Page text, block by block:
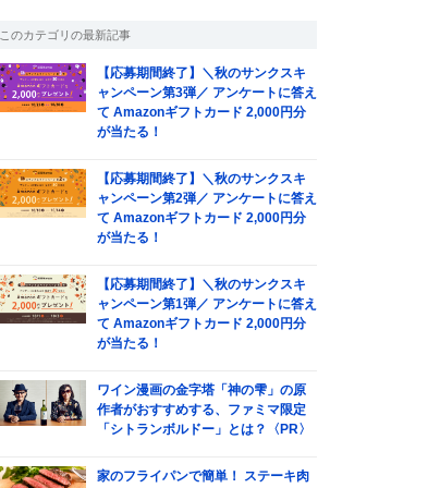
このカテゴリの最新記事
【応募期間終了】＼秋のサンクスキ
ャンペーン第3弾／ アンケートに答え
て Amazonギフトカード 2,000円分
が当たる！
【応募期間終了】＼秋のサンクスキ
ャンペーン第2弾／ アンケートに答え
て Amazonギフトカード 2,000円分
が当たる！
【応募期間終了】＼秋のサンクスキ
ャンペーン第1弾／ アンケートに答え
て Amazonギフトカード 2,000円分
が当たる！
ワイン漫画の金字塔「神の雫」の原
作者がおすすめする、ファミマ限定
「シトランボルドー」とは？〈PR〉
家のフライパンで簡単！ ステーキ肉